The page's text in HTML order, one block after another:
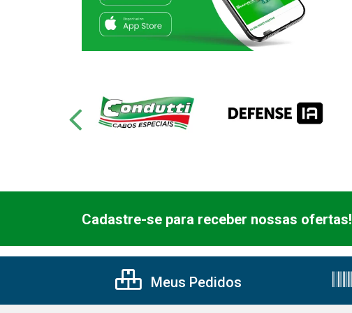
Cadastre-se para receber nossas ofertas!
Meus Pedidos